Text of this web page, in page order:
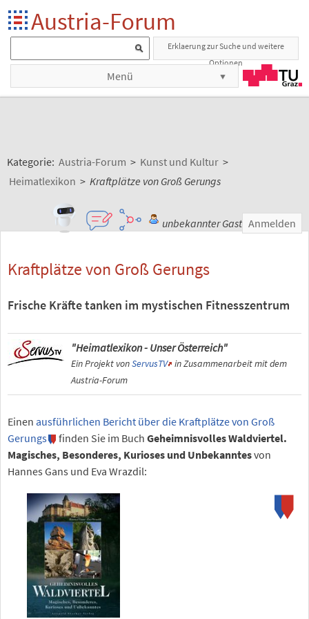
Austria-Forum
Erklaerung zur Suche und weitere
Optionen
Menü
Kategorie: Austria-Forum > Kunst und Kultur >
Heimatlexikon > Kraftplätze von Groß Gerungs
unbekannter Gast Anmelden
Kraftplätze von Groß Gerungs
Frische Kräfte tanken im mystischen Fitnesszentrum
"Heimatlexikon - Unser Österreich"
Ein Projekt vonServusTV in Zusammenarbeit mit dem
Austria-Forum
Einen ausführlichen Bericht über die Kraftplätze von Groß
Gerungs
finden Sie im Buch Geheimnisvolles Waldviertel.
Magisches, Besonderes, Kurioses und Unbekanntesvon
Hannes Gans und Eva Wrazdil: